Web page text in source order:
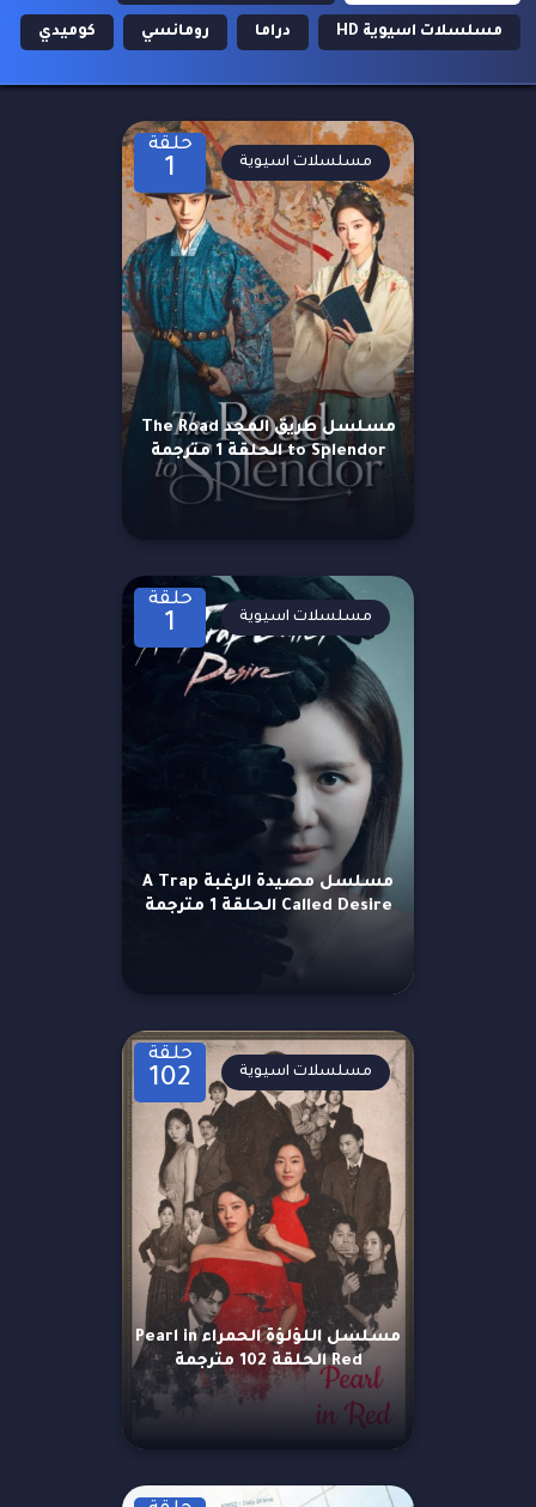
مسلسلات اسيوية HD دراما رومانسي كوميدي
حلقة
1
مسلسل طريق المجد The Road
to Splendor الحلقة 1 مترجمة
مسلسلات اسيوية
حلقة
1
مسلسل مصيدة الرغبة A Trap
Called Desire الحلقة 1 مترجمة
مسلسلات اسيوية
حلقة
102
مسلسل اللؤلؤة الحمراء Pearl in
Red الحلقة 102 مترجمة
مسلسلات اسيوية